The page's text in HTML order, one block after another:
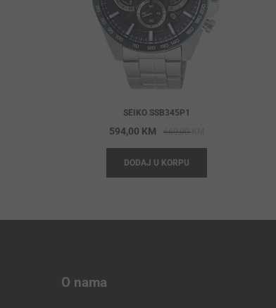
SEIKO SSB345P1
660,00KM
price
660,00 KM.
594,00 KM
price
594,00 KM.
DODAJ U KORPU
O nama